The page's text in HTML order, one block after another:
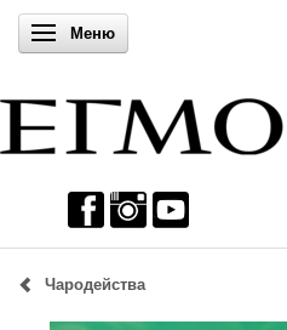
Включи навигацията
Меню
Чародейства